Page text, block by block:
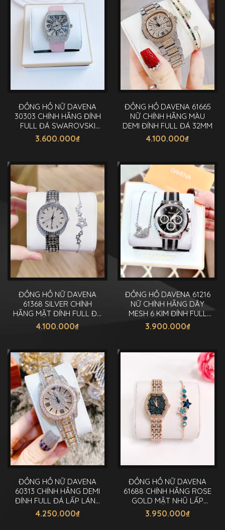
ĐỒNG HỒ NỮ DAVENA
30303 CHÍNH HÃNG ĐÍNH
FULL ĐÁ SWAROVSKI
DÂY DA 38MM
3.600.000₫
ĐỒNG HỒ DAVENA 61665
NỮ CHÍNH HÃNG MÀU
DEMI ĐÍNH FULL ĐÁ 32MM
4.100.000₫
ĐỒNG HỒ NỮ DAVENA
61368 SILVER CHÍNH
HÃNG MẶT ĐÍNH FULL ĐÁ
SWAROVSKI 32MM
4.100.000₫
ĐỒNG HỒ DAVENA 61216
NỮ CHÍNH HÃNG DÂY
MESH 6 KIM ĐÍNH FULL
ĐÁ 38MM
3.900.000₫
ĐỒNG HỒ NỮ DAVENA
60313 CHÍNH HÃNG DEMI
ĐÍNH FULL ĐÁ LẤP LÁNH
30MM
4.250.000₫
ĐỒNG HỒ NỮ DAVENA
61688 CHÍNH HÃNG ROSE
GOLD MẶT NHŨ LẤP
LÁNH 28MM
3.950.000₫